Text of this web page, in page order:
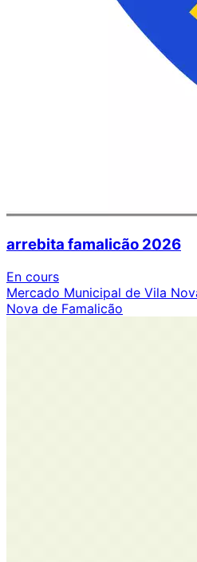
arrebita famalicão 2026
En cours
Mercado Municipal de Vila
Nova de Famalicão